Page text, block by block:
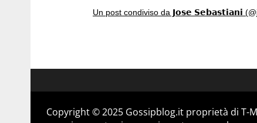
Un post condiviso da 𝗝𝗼𝘀𝗲 𝗦𝗲𝗯𝗮𝘀𝘁𝗶𝗮𝗻𝗶
Copyright © 2025 Gossipblog.it proprietà di T-